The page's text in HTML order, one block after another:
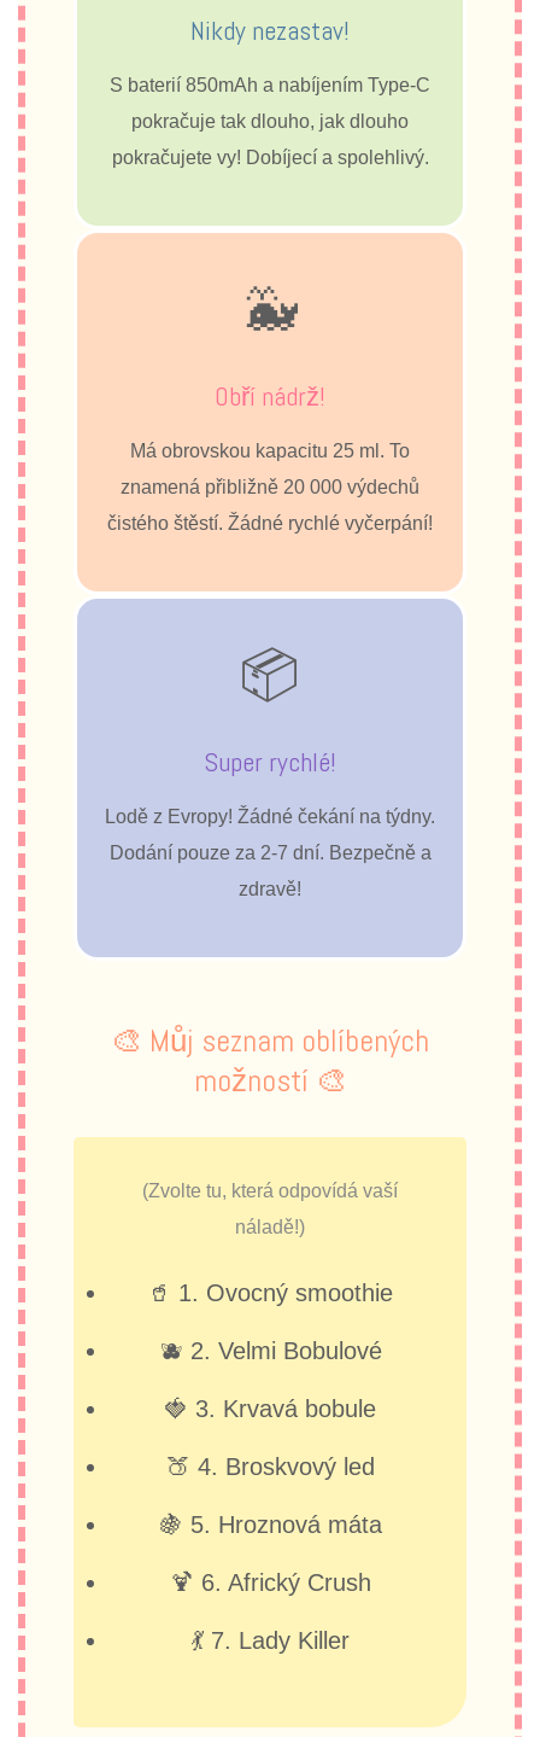
Nikdy nezastav!
S baterií 850mAh a nabíjením Type-C
pokračuje tak dlouho, jak dlouho
pokračujete vy! Dobíjecí a spolehlivý.
🐳
Obří nádrž!
Má obrovskou kapacitu 25 ml. To
znamená přibližně 20 000 výdechů
čistého štěstí. Žádné rychlé vyčerpání!
📦
Super rychlé!
Lodě z Evropy! Žádné čekání na týdny.
Dodání pouze za 2-7 dní. Bezpečně a
zdravě!
🎨 Můj seznam oblíbených
možností 🎨
(Zvolte tu, která odpovídá vaší
náladě!)
🥤 1. Ovocný smoothie
🫐 2. Velmi Bobulové
🍓 3. Krvavá bobule
🍑 4. Broskvový led
🍇 5. Hroznová máta
🍹 6. Africký Crush
💃 7. Lady Killer